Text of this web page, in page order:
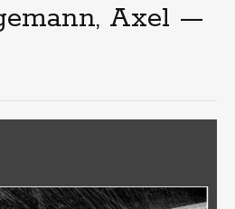
Axel —